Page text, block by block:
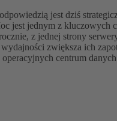
jest dziś
jest jednym z kluczowych
z jednej strony
zwiększa ich
centrum